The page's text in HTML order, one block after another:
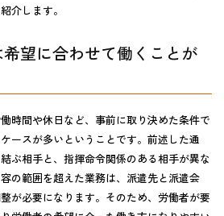
介します。
望に合わせて働くことが
時間や休日など、事前に取り決めた条件で
ースが多いということです。前述した通
ぶ相手と、指揮命令関係のある相手が異な
の範囲を超えた業務は、派遣先と派遣会
が必要になります。そのため、労働者が要